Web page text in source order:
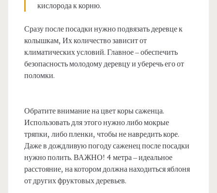
кислорода к корню.
Сразу после посадки нужно подвязать деревце к
колышкам, Их количество зависит от
климатических условий. Главное – обеспечить
безопасность молодому деревцу и уберечь его от
поломки.
Обратите внимание на цвет коры саженца.
Использовать для этого нужно либо мокрые
тряпки, либо пленки, чтобы не навредить коре.
Даже в дождливую погоду саженец после посадки
нужно полить. ВАЖНО! 4 метра – идеальное
расстояние, на котором должна находиться яблоня
от других фруктовых деревьев.